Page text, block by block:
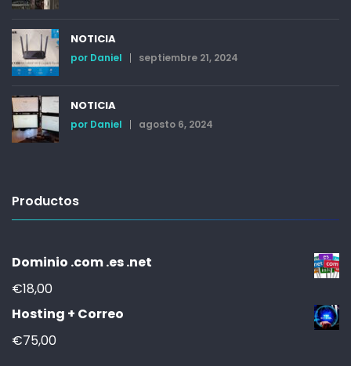
NOTICIA
por Daniel septiembre 21, 2024
NOTICIA
por Daniel agosto 6, 2024
Productos
Dominio .com .es .net
€18,00
Hosting + Correo
€75,00